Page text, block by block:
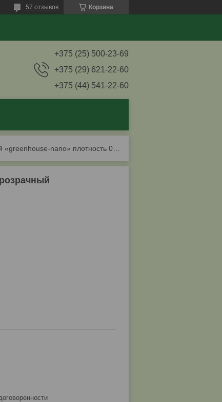
Корзина
57 отзывов
+375 (25) 500-23-69
+375 (29) 621-22-60
+375 (44) 541-22-60